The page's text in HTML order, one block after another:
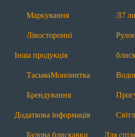
Маркування
Лівосторонні
Інша продукція
ТасьмаМононитка
Брендування
Додаткова інформація
Будова блискавки
Л7
Для
Види
Карта кольорів
Блискавки за призначенням
Для взуття
З
Рулонна блискавка
Прогумовані